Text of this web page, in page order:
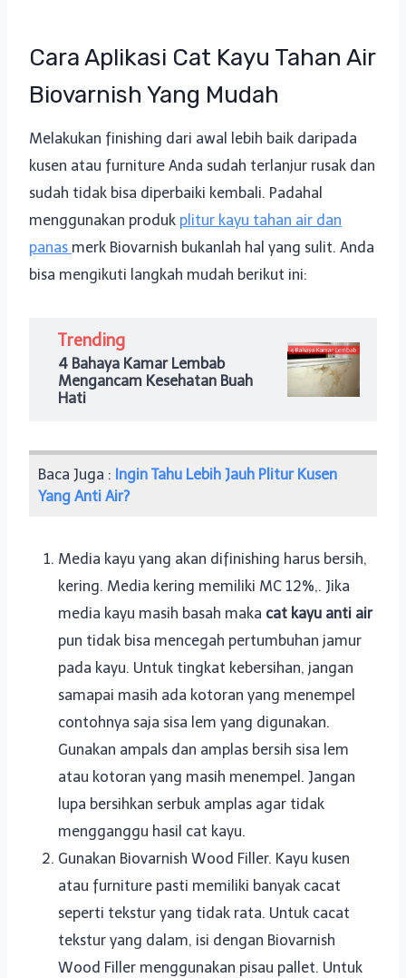
Cara Aplikasi Cat Kayu Tahan Air
Biovarnish Yang Mudah
Melakukan finishing dari awal lebih baik daripada
kusen atau furniture Anda sudah terlanjur rusak dan
sudah tidak bisa diperbaiki kembali. Padahal
menggunakan produk plitur kayu tahan air dan
panas merk Biovarnish bukanlah hal yang sulit. Anda
bisa mengikuti langkah mudah berikut ini:
Trending
4 Bahaya Kamar Lembab
Mengancam Kesehatan Buah
Hati
Baca Juga : Ingin Tahu Lebih Jauh Plitur Kusen
Yang Anti Air?
Media kayu yang akan difinishing harus bersih,
kering. Media kering memiliki MC 12%,. Jika
media kayu masih basah maka cat kayu anti air
pun tidak bisa mencegah pertumbuhan jamur
pada kayu. Untuk tingkat kebersihan, jangan
samapai masih ada kotoran yang menempel
contohnya saja sisa lem yang digunakan.
Gunakan ampals dan amplas bersih sisa lem
atau kotoran yang masih menempel. Jangan
lupa bersihkan serbuk amplas agar tidak
mengganggu hasil cat kayu.
Gunakan Biovarnish Wood Filler. Kayu kusen
atau furniture pasti memiliki banyak cacat
seperti tekstur yang tidak rata. Untuk cacat
tekstur yang dalam, isi dengan Biovarnish
Wood Filler menggunakan pisau pallet. Untuk